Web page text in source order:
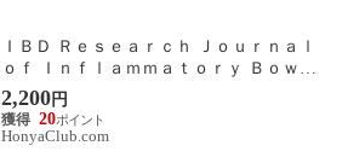
ＩＢＤ Ｒｅｓｅａｒｃｈ Ｊｏｕｒｎａｌ
ｏｆ Ｉｎｆｌａｍｍａｔｏｒｙ Ｂｏｗｅ
ｌ Ｄｉｓｅａｓｅ Ｒｅｓｅ Ｖｏｌ．１８
Ｎｏ． /「ＩＢＤ Ｒｅｓｅａ
2,200円
20
HonyaClub.com